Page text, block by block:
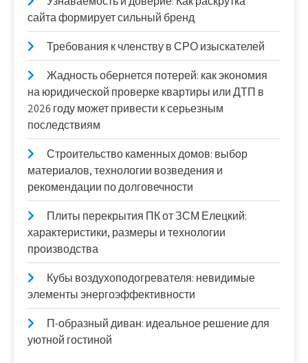
сайта формирует сильный бренд
Требования к членству в СРО изыскателей
Жадность обернется потерей: как экономия
на юридической проверке квартиры или ДТП в
2026 году может привести к серьезным
последствиям
Строительство каменных домов: выбор
материалов, технологии возведения и
рекомендации по долговечности
Плиты перекрытия ПК от ЗСМ Елецкий:
характеристики, размеры и технологии
производства
Кубы воздухоподогревателя: невидимые
элементы энергоэффективности
П-образный диван: идеальное решение для
уютной гостиной